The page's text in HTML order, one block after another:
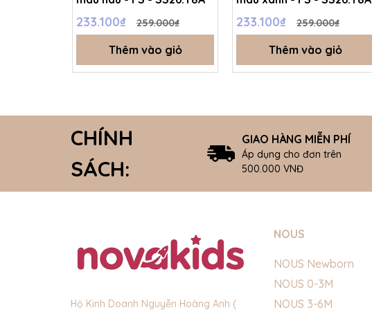
233.100₫ 259.000₫
Thêm vào giỏ
233.100₫ 259.000₫
Thêm vào giỏ
CHÍNH
SÁCH:
GIAO HÀNG MIỄN PHÍ
Áp dụng cho đơn trên
500.000 VNĐ
Hộ Kinh Doanh Nguyễn Hoàng Anh (
NOUS
NOUS Newborn
NOUS 0-3M
NOUS 3-6M